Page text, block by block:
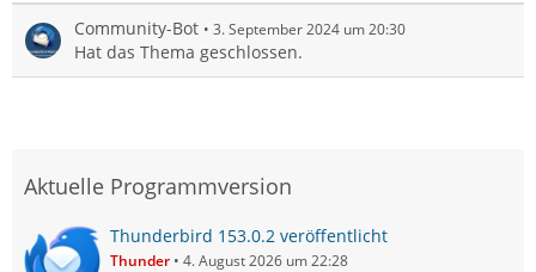
Community-Bot 3. September 2024 um 20:30
Hat das Thema geschlossen.
Aktuelle Programmversion
Thunderbird 153.0.2 veröffentlicht
Thunder 4. August 2026 um 22:28